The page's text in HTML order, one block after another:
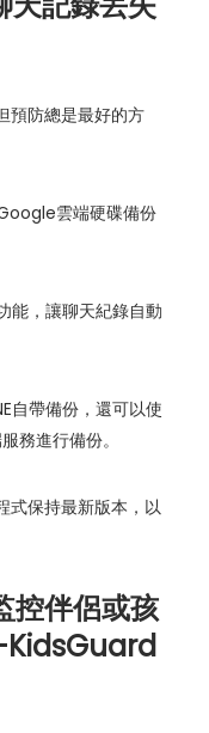
預防總是最好的方
雲端硬碟備份
能，讓聊天紀錄自動
自帶備份，還可以使
務進行備份。
式保持最新版本，以
控伴侶或孩